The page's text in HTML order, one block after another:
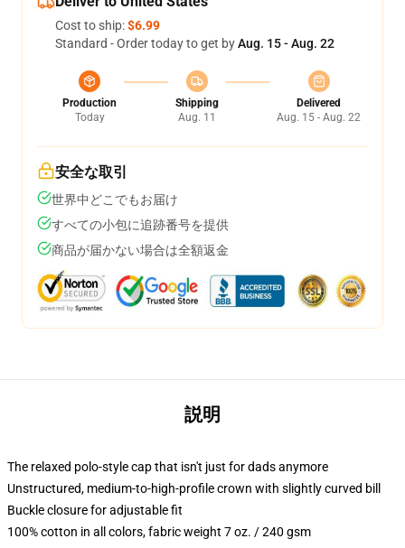
Cost to ship:$6.99
Standard - Order today to get byAug. 15 - Aug. 22
Production
Today
Shipping
Aug. 11
Delivered
Aug. 15 - Aug. 22
安全な取引
世界中どこでもお届け
すべての小包に追跡番号を提供
商品が届かない場合は全額返金
説明
The relaxed polo-style cap that isn't just for dads anymore
Unstructured, medium-to-high-profile crown with slightly curved bill
Buckle closure for adjustable fit
100% cotton in all colors, fabric weight 7 oz. / 240 gsm